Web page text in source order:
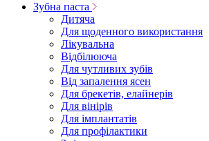
Зубна паста
Дитяча
Для щоденного використання
Лікувальна
Відбілююча
Для чутливих зубів
Від запалення ясен
Для брекетів, елайнерів
Для вінірів
Для імплантатів
Для профілактики